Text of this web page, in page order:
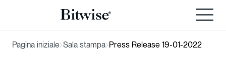
Pagina iniziale Sala stampa Press Release 19-01-2022